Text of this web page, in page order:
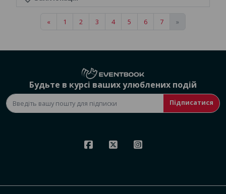
« 1 2 3 4 5 6 7 »
Будьте в курсі ваших улюблених подій
Підписатися